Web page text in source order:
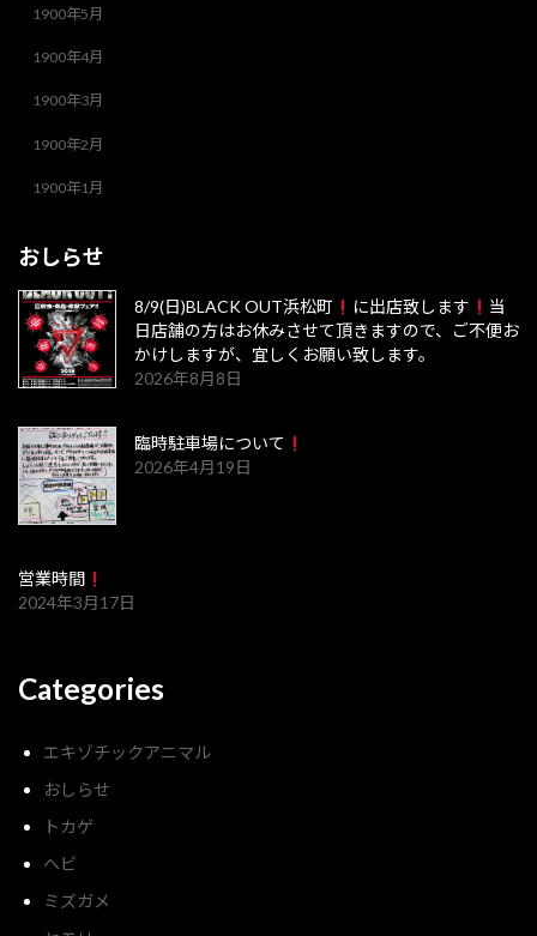
1900年5月
1900年4月
1900年3月
1900年2月
1900年1月
おしらせ
8/9(日)BLACK OUT浜松町 に出店致します
当
日店舗の方はお休みさせて頂きますので、ご不便お
かけしますが、宜しくお願い致します。
2026年8月8日
臨時駐車場について
2026年4月19日
営業時間
2024年3月17日
Categories
エキゾチックアニマル
おしらせ
トカゲ
ヘビ
ミズガメ